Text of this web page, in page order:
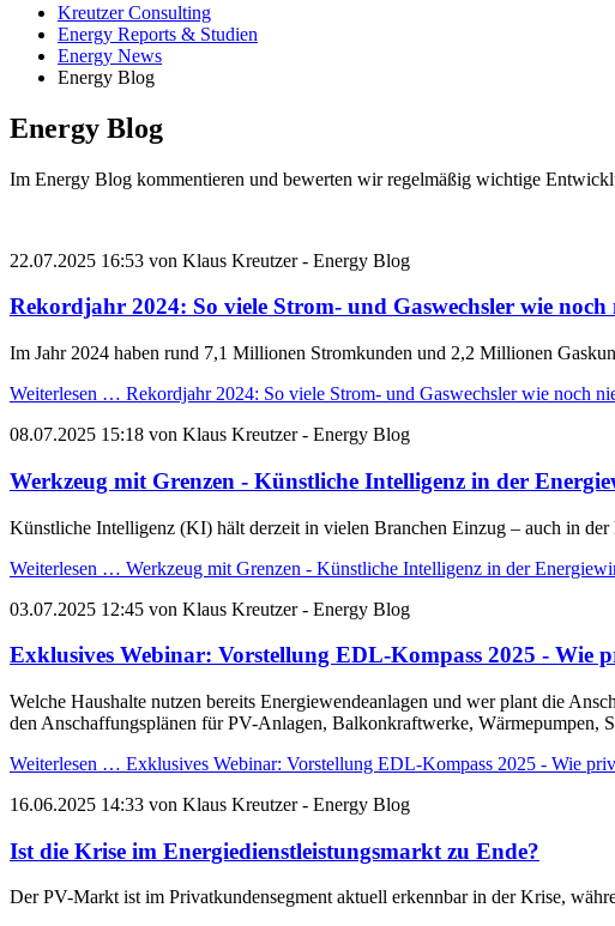
Kreutzer Consulting
Energy Reports & Studien
Energy News
Energy Blog
Energy Blog
Im Energy Blog kommentieren und bewerten wir regelmäßig wichtige
22.07.2025 16:53 von Klaus Kreutzer- Energy Blog
Rekordjahr 2024: So viele Strom- und Gaswechsler wie noch
Im Jahr 2024 haben rund 7,1 Millionen Stromkunden und 2,2 Millionen
Weiterlesen … Rekordjahr 2024: So viele Strom- und Gaswechsler wie noch
08.07.2025 15:18 von Klaus Kreutzer- Energy Blog
Werkzeug mit Grenzen - Künstliche Intelligenz in der
Künstliche Intelligenz (KI) hält derzeit in vielen Branchen Einzug – auch in
Weiterlesen … Werkzeug mit Grenzen - Künstliche Intelligenz in der
03.07.2025 12:45 von Klaus Kreutzer- Energy Blog
Exklusives Webinar: Vorstellung EDL-Kompass 2025 - Wie
Welche Haushalte nutzen bereits Energiewendeanlagen und wer plant die
den Anschaffungsplänen für PV-Anlagen, Balkonkraftwerke, Wärmepumpen,
Weiterlesen … Exklusives Webinar: Vorstellung EDL-Kompass 2025 - Wie
16.06.2025 14:33 von Klaus Kreutzer- Energy Blog
Ist die Krise im Energiedienstleistungsmarkt zu Ende?
Der PV-Markt ist im Privatkundensegment aktuell erkennbar in der Krise,